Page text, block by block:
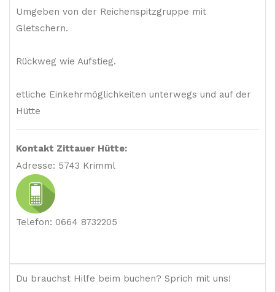
Umgeben von der Reichenspitzgruppe mit
Gletschern.
Rückweg wie Aufstieg.
etliche Einkehrmöglichkeiten unterwegs und auf der
Hütte
Kontakt Zittauer Hütte:
Adresse: 5743 Krimml
Telefon: 0664 8732205
Du brauchst Hilfe beim buchen? Sprich mit uns!